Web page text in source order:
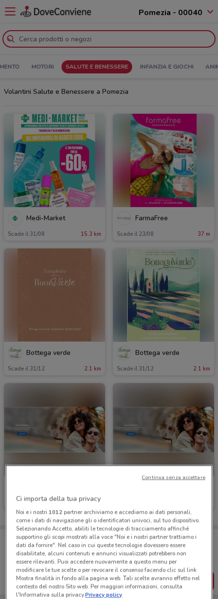
Pomezia - 00040
MOTORI SALUTE E BENESSERE INFANZIA E GIOCHI
Volantini Salute e Benessere a Pomezia
Medi-Market
Scade il 31/08 15.3 km
FarmaFree
Scade il 23/08 37 m
Bottega verde
Scade il 31/12 2.1 km
Bottega verde
Scade il 31/12 2.1 km
Scade il 31/12 2.3 km
Porta DoveConviene sempre con te!
Puoi trovare le migliori offerte dei negozi vicino a te,
salvarle e creare la tua lista del risparmio, comodamente
dal tuo cellulare.
SCARICA L’APP
Ci importa della tua privacy
Noi e i nostri 1012partner archiviamo e accediamo ai dati personali,
come i dati di navigazione gli o identificatori univoci, sul tuo dispositivo.
Selezionando Accetto, abiliti le tecnologie di tracciamento affinché
supportino gli scopi mostrati alla voce "Noi e i nostri partner trattiamo i
dati da fornire". Nel caso in cui queste tecnologie dovessero essere
disabilitate, alcuni contenuti e annunci visualizzati potrebbero non
essere rilevanti. Puoi accedere nuovamente a questo menu per
modificare le tue scelte o per revocare il consenso facendo clic sul link
Mostra finalità in fondo alla pagina web. Tali scelte avranno effetto nel
contesto del nostro Sito web. Per maggiori informazioni, consulta
l'Informativa sulla privacy.Privacy policy
Continua senza accettare